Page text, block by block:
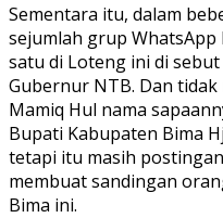
Sementara itu, dalam
sejumlah grup
satu di Loteng ini di
Gubernur NTB. Dan
Mamiq Hul nama
Bupati Kabupaten Bima
tetapi itu masih
membuat sandingan
Bima ini.